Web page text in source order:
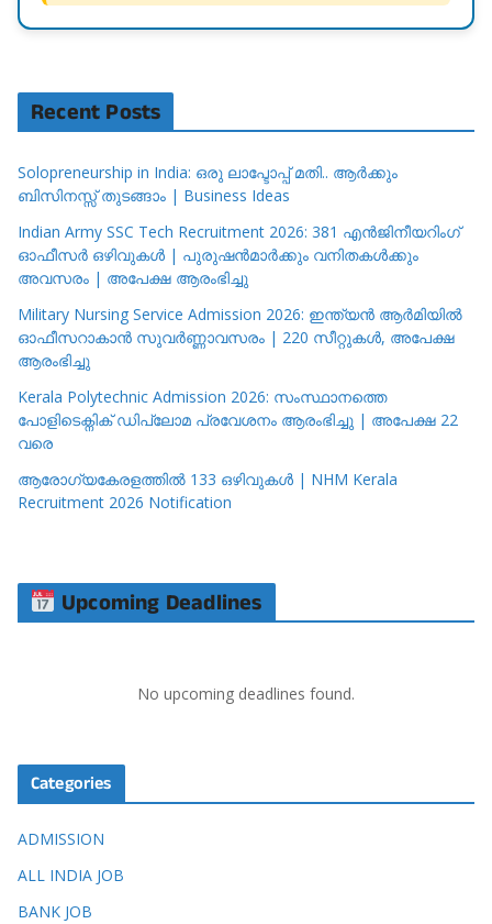
Recent Posts
Solopreneurship in India: ഒരു ലാപ്ടോപ്പ് മതി.. ആർക്കും
ബിസിനസ്സ് തുടങ്ങാം | Business Ideas
Indian Army SSC Tech Recruitment 2026: 381 എൻജിനീയറിംഗ്
ഓഫീസർ ഒഴിവുകൾ | പുരുഷൻമാർക്കും വനിതകൾക്കും
അവസരം | അപേക്ഷ ആരംഭിച്ചു
Military Nursing Service Admission 2026: ഇന്ത്യൻ ആർമിയിൽ
ഓഫീസറാകാൻ സുവർണ്ണാവസരം | 220 സീറ്റുകൾ, അപേക്ഷ
ആരംഭിച്ചു
Kerala Polytechnic Admission 2026: സംസ്ഥാനത്തെ
പോളിടെക്നിക് ഡിപ്ലോമ പ്രവേശനം ആരംഭിച്ചു | അപേക്ഷ 22
വരെ
ആരോഗ്യകേരളത്തിൽ 133 ഒഴിവുകൾ | NHM Kerala
Recruitment 2026 Notification
Upcoming Deadlines
No upcoming deadlines found.
Categories
ADMISSION
ALL INDIA JOB
BANK JOB